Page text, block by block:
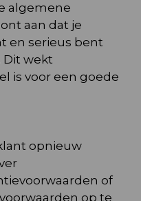
algemene
aan dat je
en serieus bent
Dit wekt
is voor een goede
opnieuw
of
op te